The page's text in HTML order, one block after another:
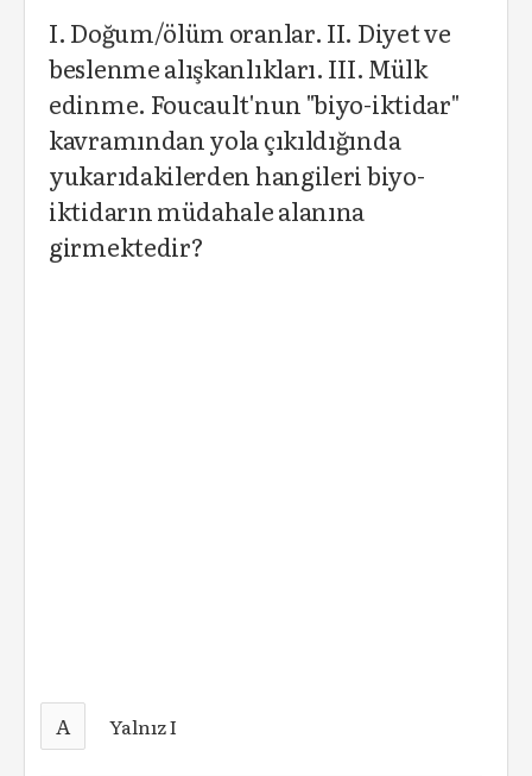
I. Doğum/ölüm oranlar. II. Diyet ve
beslenme alışkanlıkları. III. Mülk
edinme. Foucault'nun "biyo-iktidar"
kavramından yola çıkıldığında
yukarıdakilerden hangileri biyo-
iktidarın müdahale alanına
girmektedir?
A Yalnız I